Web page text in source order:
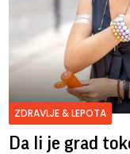
ZDRAVLJE & LEPOTA
Da li je grad